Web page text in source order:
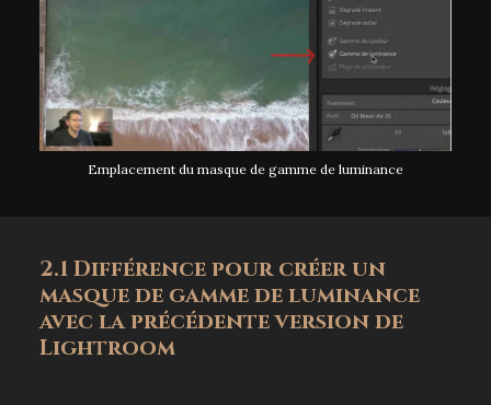
Emplacement du masque de gamme de luminance
2.1 Différence pour créer un
masque de gamme de luminance
avec la précédente version de
Lightroom